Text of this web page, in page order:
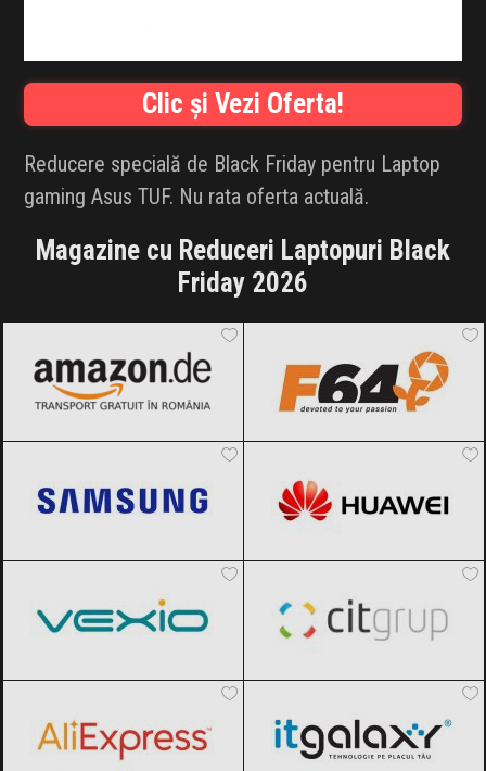
ȘTIRI
FAVORITE
Clic și Vezi Oferta!
Reducere specială de Black Friday pentru Laptop
gaming Asus TUF. Nu rata oferta actuală.
Magazine cu Reduceri Laptopuri Black
Friday 2026